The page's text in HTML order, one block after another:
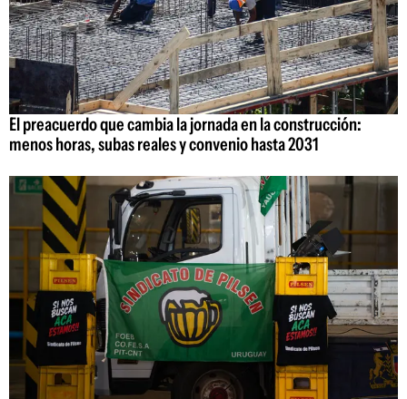
El preacuerdo que cambia la jornada en la construcción:
menos horas, subas reales y convenio hasta 2031